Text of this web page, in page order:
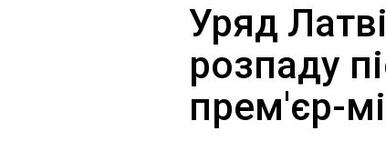
Уряд
розпаду
прем'єр-